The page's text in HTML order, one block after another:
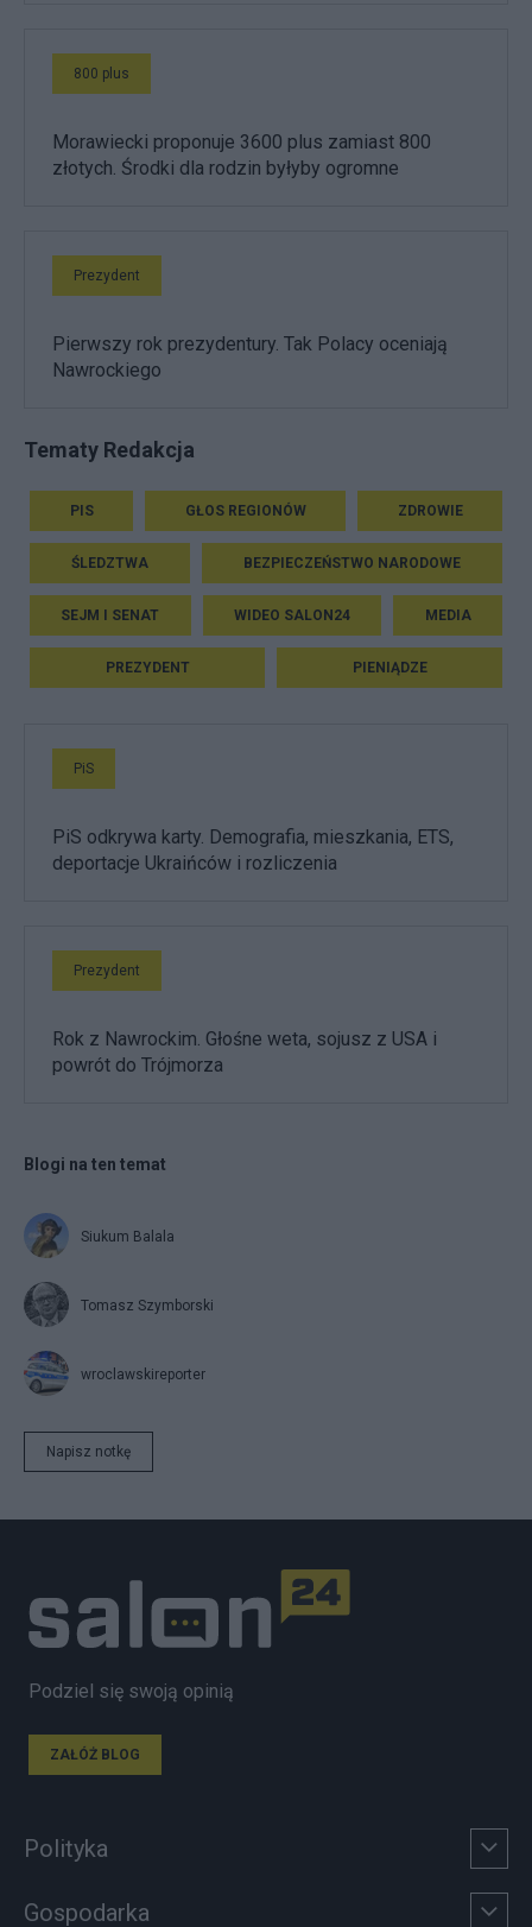
800 plus
Morawiecki proponuje 3600 plus zamiast 800
złotych. Środki dla rodzin byłyby ogromne
Prezydent
Pierwszy rok prezydentury. Tak Polacy oceniają
Nawrockiego
Tematy Redakcja
PIS GŁOS REGIONÓW ZDROWIE
ŚLEDZTWA BEZPIECZEŃSTWO NARODOWE
SEJM I SENAT WIDEO SALON24 MEDIA
PREZYDENT PIENIĄDZE
PiS
PiS odkrywa karty. Demografia, mieszkania, ETS,
deportacje Ukraińców i rozliczenia
Prezydent
Rok z Nawrockim. Głośne weta, sojusz z USA i
powrót do Trójmorza
Blogi na ten temat
Siukum Balala
Tomasz Szymborski
wroclawskireporter
Napisz notkę
Podziel się swoją opinią
ZAŁÓŻ BLOG
Polityka
Gospodarka